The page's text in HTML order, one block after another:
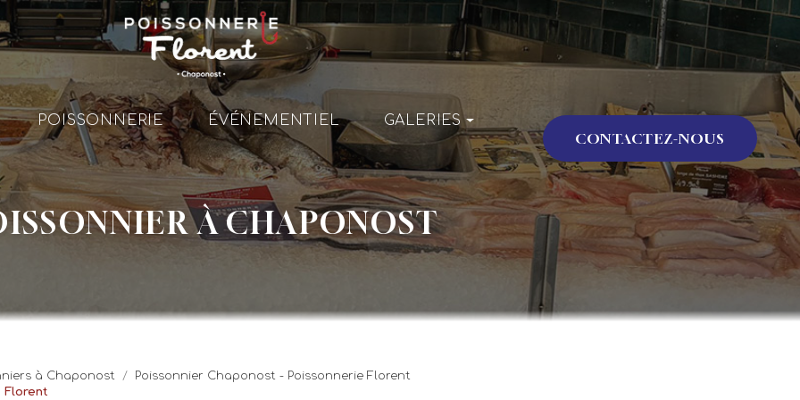
POISSONNERIE ÉVÉNEMENTIEL GALERIES
Poissonnerie
Événementiel
CONTACTEZ-NOUS
À CHAPONOST
à Chaponost
Poissonnier Chaponost - Poissonnerie Florent
Florent